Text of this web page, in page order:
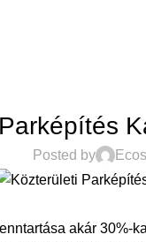
Posted by
akár